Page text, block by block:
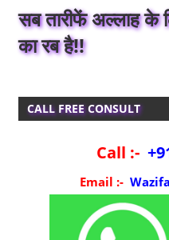
सब तारीफें अल्लाह के
का रब है!!
CALL FREE CONSULT
Call :-
Email :-